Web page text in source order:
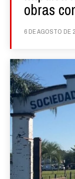
obras
6 DE AGOSTO DE